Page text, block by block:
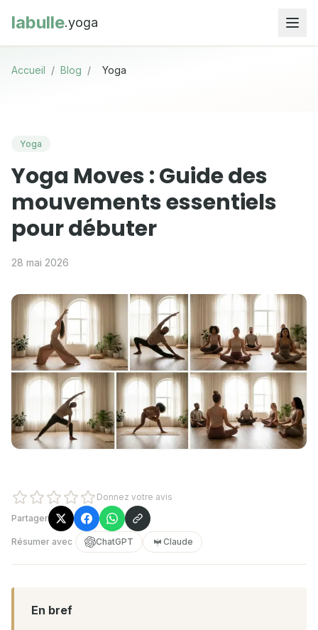
labulle.yoga
Accueil / Blog / Yoga
Yoga
Yoga Moves : Guide des
mouvements essentiels
pour débuter
28 mai 2026
Donnez votre avis
Partager
Résumer avec ChatGPT Claude
En bref